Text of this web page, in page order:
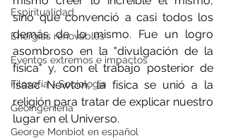
Espiritualidad
Energías renovables
Eventos extremos e impactos
Filosofía - Sociología
Geoingeniería
George Monbiot en español
sino que convenció a casi todos los
demás de lo mismo. Fue un logro
asombroso en la "divulgación de la
física" y, con el trabajo posterior de
Isaac Newton, la física se unió a la
religión para tratar de explicar nuestro
lugar en el Universo.